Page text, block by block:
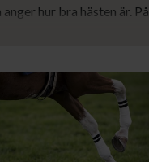
hur bra hästen är. På